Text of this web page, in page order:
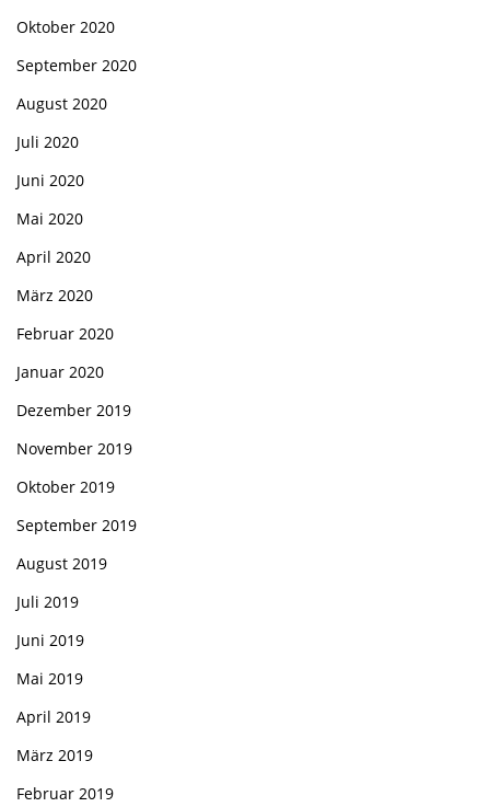
Oktober 2020
September 2020
August 2020
Juli 2020
Juni 2020
Mai 2020
April 2020
März 2020
Februar 2020
Januar 2020
Dezember 2019
November 2019
Oktober 2019
September 2019
August 2019
Juli 2019
Juni 2019
Mai 2019
April 2019
März 2019
Februar 2019